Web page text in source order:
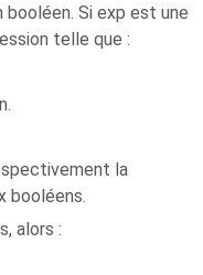
booléen. Si exp est une
telle que :
la
booléens.
alors :